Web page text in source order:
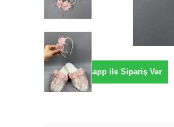
Whatsapp ile Sipariş Ver